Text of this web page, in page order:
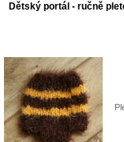
Dětský portál - ručně